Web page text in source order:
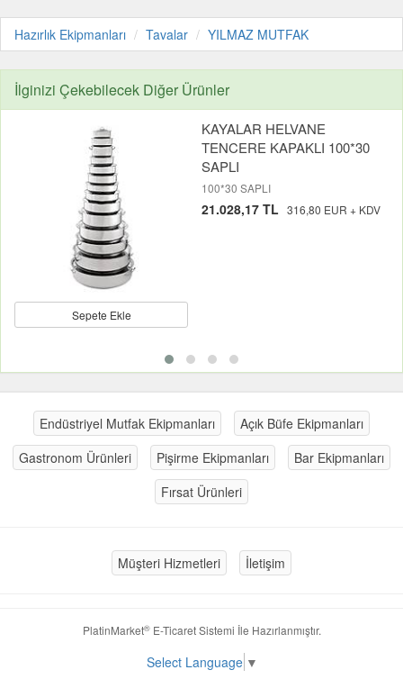
Hazırlık Ekipmanları Tavalar YILMAZ MUTFAK
İlginizi Çekebilecek Diğer Ürünler
Sepete Ekle
KAYALAR HELVANE
TENCERE KAPAKLI 100*30
SAPLI
100*30 SAPLI
21.028,17 TL 316,80 EUR + KDV
Endüstriyel Mutfak Ekipmanları
Açık Büfe Ekipmanları
Gastronom Ürünleri
Pişirme Ekipmanları
Bar Ekipmanları
Fırsat Ürünleri
Müşteri Hizmetleri İletişim
PlatinMarket®E-Ticaret Sistemi İle Hazırlanmıştır.
Select Language ▼